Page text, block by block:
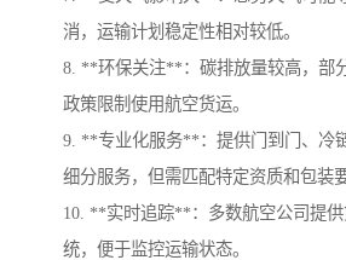
消，运输计划稳定性相对较低。
8. **环保关注**：碳排放量较高，部
政策限制使用航空货运。
9. **专业化服务**：提供门到门、冷
细分服务，但需匹配特定资质和包装要
10. **实时追踪**：多数航空公司提
统，便于监控运输状态。